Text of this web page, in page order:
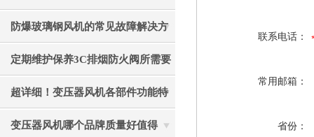
制的重要性分享
防爆玻璃钢风机的常见故障解决方
法
定期维护保养3C排烟防火阀所需要
重要的事项分享
超详细！变压器风机各部件功能特
点全分享
变压器风机哪个品牌质量好值得
联系电话：
常用邮箱：
省份：